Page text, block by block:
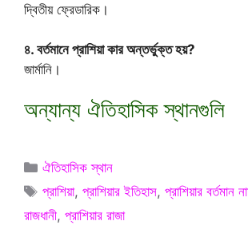
দ্বিতীয় ফ্রেডারিক।
৪. বর্তমানে প্রাশিয়া কার অন্তর্ভুক্ত হয়?
জার্মানি।
অন্যান্য ঐতিহাসিক স্থানগুলি
Categories
ঐতিহাসিক স্থান
Tags
প্রাশিয়া,প্রাশিয়ার ইতিহাস,প্রাশিয়ার বর্তমান
রাজধানী, প্রাশিয়ার রাজা